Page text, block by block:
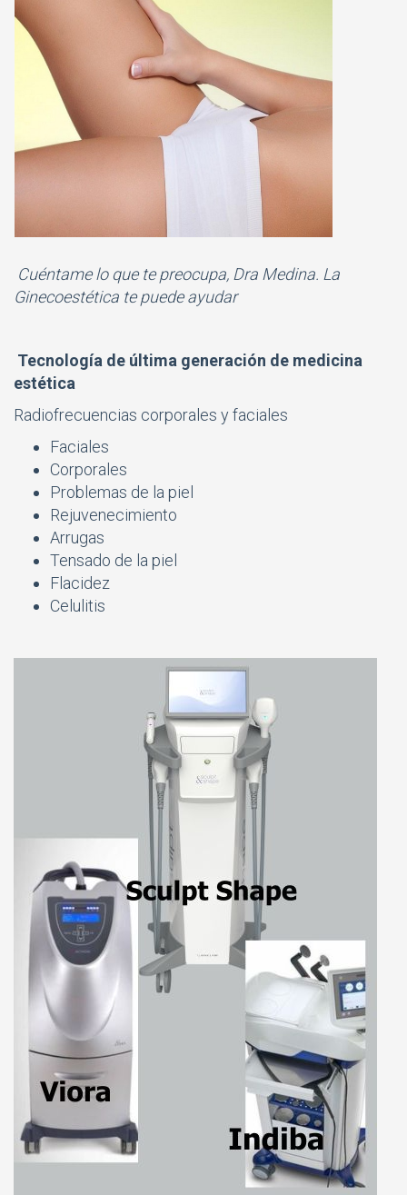
Cuéntame lo que te preocupa, Dra Medina. La
Ginecoestética te puede ayudar
Tecnología de última generación de medicina
estética
Radiofrecuencias corporales y faciales
Faciales
Corporales
Problemas de la piel
Rejuvenecimiento
Arrugas
Tensado de la piel
Flacidez
Celulitis